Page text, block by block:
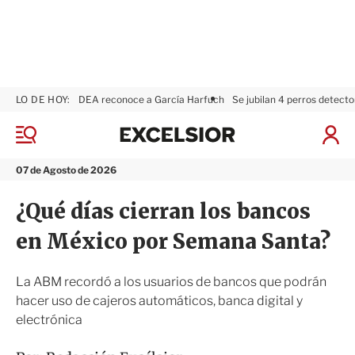
M
n
07 de Agosto de 2026
LO DE HOY: DEA reconoce a García Harfuch Se jubilan 4 perros
I
r
x
s
r
¿Qué días cierran los bancos
en México por Semana Santa?
La ABM recordó a los usuarios de bancos que podrán
hacer uso de cajeros automáticos, banca digital y
electrónica